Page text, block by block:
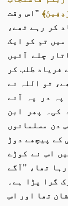
”اس وقت
کر رہے تھے،
میں تم کو ایک
چلے آئیں
فریاد طلب کر
تو اللہ نے
پہ در پہ آنے
کی۔ پھر ابن
دن مسلمانوں
کے پیچھے دوڑ
اس نے کوڑے
تھا، ’’آگے
گرا پڑا ہے۔
تھا اور اس